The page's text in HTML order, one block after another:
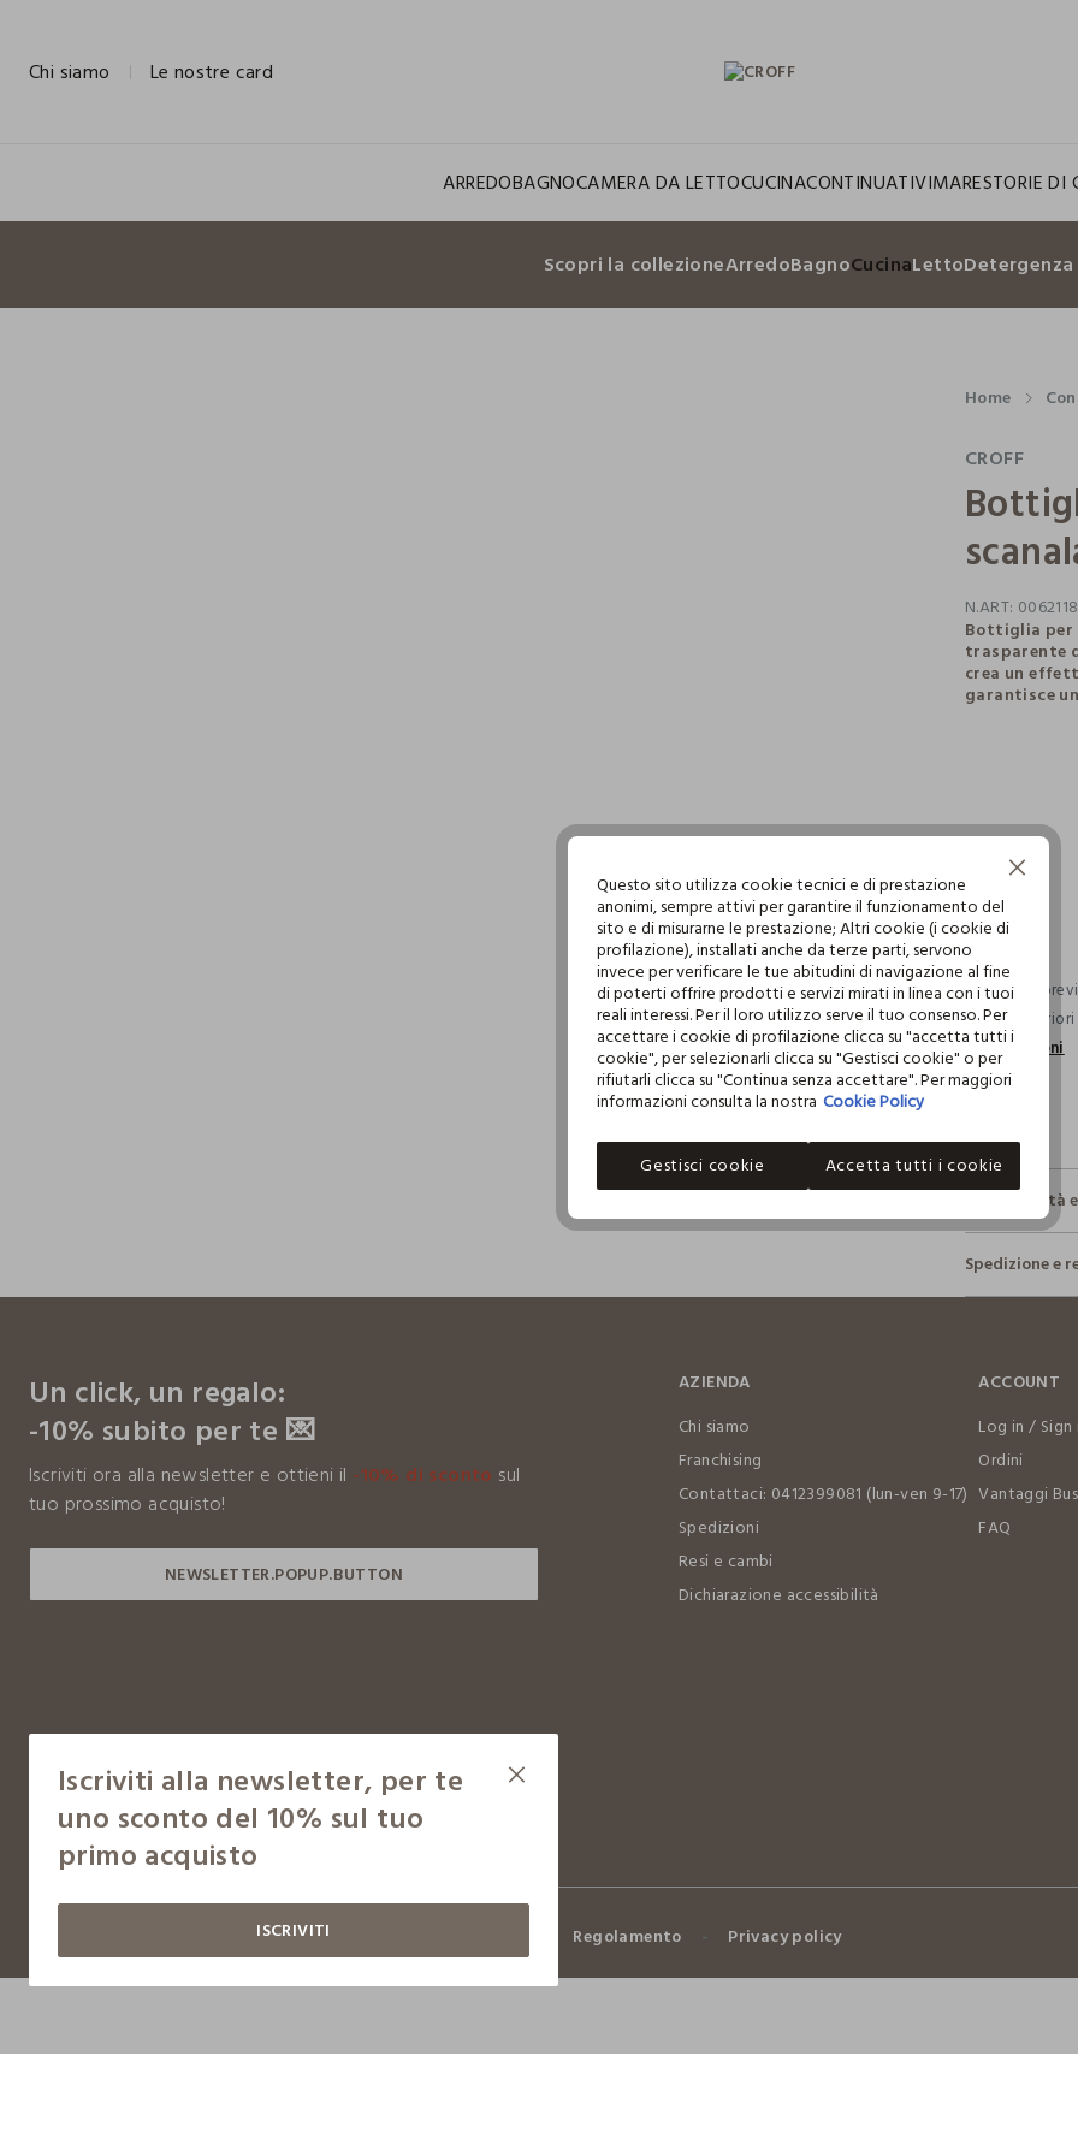
Chi siamo Le nostre card
ARREDOBAGNOCAMERA DA LETTOCUCINACONTINUATIVIMARESTORIE DI
Scopri la collezioneArredoBagnoCucinaLettoDetergenza
Home
CROFF
N.ART:
Bottiglia per
trasparente
crea un
garantisce
single.size
Consegna
ordini superiori
informazioni
Sostenibilità
Sicurezza
Il 100% dei
fisici, per
Clicca qui
I nostri
HENAN
MADE IN
Spedizione e
Iscriviti alla newsletter, per te
uno sconto del 10% sul tuo
primo acquisto
ISCRIVITI
Un click, un regalo:
-10% subito per te 💌
Iscriviti ora alla newsletter e ottieni il -10% di sconto sul
tuo prossimo acquisto!
AZIENDA
Chi siamo
Franchising
Contattaci: 0412399081 (lun-ven 9-17)
Spedizioni
Resi e cambi
Dichiarazione accessibilità
ACCOUNT
Log in / Sign
Ordini
Vantaggi
FAQ
Copyright © OVS S.p.A, p.iva 04240010274 - Capitale sociale 290.923.470,04
Gestisci cookie Regolamento Privacy policy
Questo sito utilizza cookie tecnici e di prestazione
anonimi, sempre attivi per garantire il funzionamento del
sito e di misurarne le prestazione; Altri cookie (i cookie di
profilazione), installati anche da terze parti, servono
invece per verificare le tue abitudini di navigazione al fine
di poterti offrire prodotti e servizi mirati in linea con i tuoi
reali interessi. Per il loro utilizzo serve il tuo consenso. Per
accettare i cookie di profilazione clicca su "accetta tutti i
cookie", per selezionarli clicca su "Gestisci cookie" o per
rifiutarli clicca su "Continua senza accettare". Per maggiori
informazioni consulta la nostra Cookie Policy
Gestisci cookie Accetta tutti i cookie
Continua senza accettare